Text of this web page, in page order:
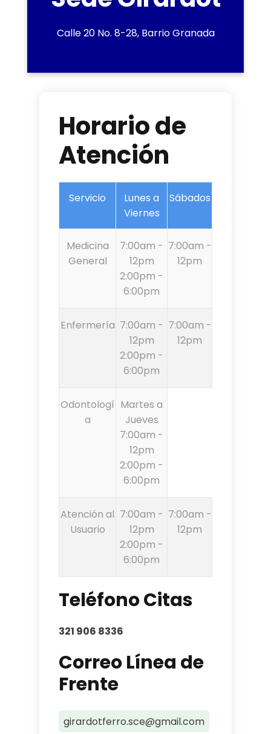
Calle 20 No. 8-28, Barrio Granada
Horario de
Atención
Servicio
Lunes a
Viernes
Sábados
Medicina
General
7:00am -
12pm
2:00pm -
6:00pm
7:00am -
12pm
Enfermería 7:00am -
12pm
2:00pm -
6:00pm
7:00am -
12pm
Odontologí
a
Martes a
Jueves
7:00am -
12pm
2:00pm -
6:00pm
Atención al
Usuario
7:00am -
12pm
2:00pm -
6:00pm
7:00am -
12pm
Teléfono Citas
321 906 8336
Correo Línea de
Frente
girardotferro.sce@gmail.com